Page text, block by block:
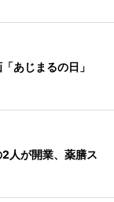
「あじまるの日」
人が開業、薬膳ス